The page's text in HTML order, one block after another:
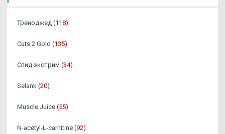
Треноджед (118)
Cuts 2 Gold (135)
Спид экстрим (34)
Selank (20)
Muscle Juice (55)
N-acetyl-L-carnitine (92)